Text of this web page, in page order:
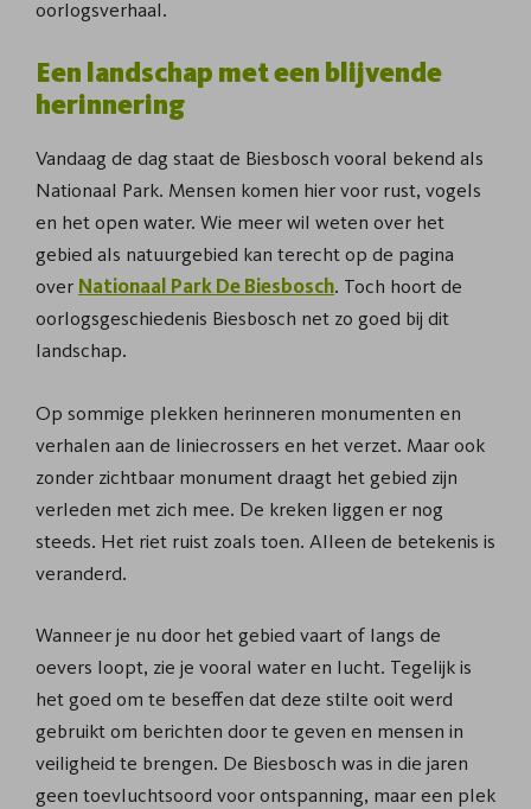
oorlogsverhaal.
Een landschap met een blijvende
herinnering
Vandaag de dag staat de Biesbosch vooral bekend als
Nationaal Park. Mensen komen hier voor rust, vogels
en het open water. Wie meer wil weten over het
gebied als natuurgebied kan terecht op de pagina
over Nationaal Park De Biesbosch. Toch hoort de
oorlogsgeschiedenis Biesbosch net zo goed bij dit
landschap.
Op sommige plekken herinneren monumenten en
verhalen aan de liniecrossers en het verzet. Maar ook
zonder zichtbaar monument draagt het gebied zijn
verleden met zich mee. De kreken liggen er nog
steeds. Het riet ruist zoals toen. Alleen de betekenis is
veranderd.
Wanneer je nu door het gebied vaart of langs de
oevers loopt, zie je vooral water en lucht. Tegelijk is
het goed om te beseffen dat deze stilte ooit werd
gebruikt om berichten door te geven en mensen in
veiligheid te brengen. De Biesbosch was in die jaren
geen toevluchtsoord voor ontspanning, maar een plek